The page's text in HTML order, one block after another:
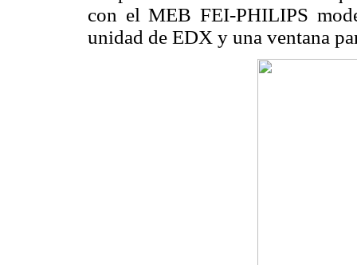
con el MEB FEI-PHILIPS
unidad de EDX y una ventana